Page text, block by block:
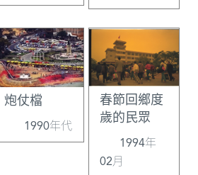
炮仗檔
1990年代
春節回鄉度
歲的民眾
1994年
02月